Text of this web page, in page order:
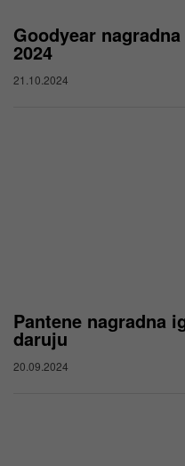
Goodyear
2024
21.10.2024
Pantene nagradna
daruju
20.09.2024